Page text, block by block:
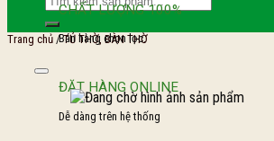
CHẤT LƯỢNG 100%
Bán hàng chọn lọc.
ĐẶT HÀNG ONLINE
Dễ dàng trên hệ thống
Trang chủ / TỦ THỜ, BÀN THỜ